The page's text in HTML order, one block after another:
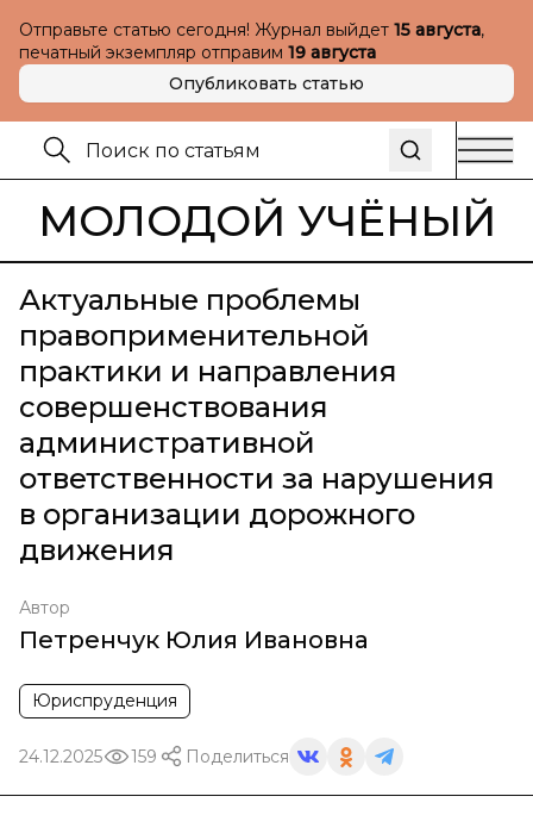
Отправьте статью сегодня! Журнал выйдет 15 августа,
печатный экземпляр отправим 19 августа
Опубликовать статью
МОЛОДОЙ УЧЁНЫЙ
Актуальные проблемы
правоприменительной
практики и направления
совершенствования
административной
ответственности за нарушения
в организации дорожного
движения
Автор
Петренчук Юлия Ивановна
Юриспруденция
24.12.2025 159 Поделиться